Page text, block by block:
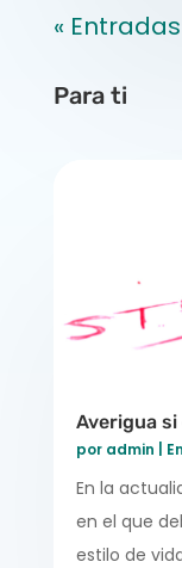
«
Para ti
Averigua
por admin
En la
en el que
estilo de